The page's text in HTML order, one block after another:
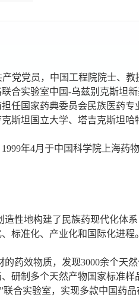
党员，中国工程院院士、教
合实验室中国-乌兹别克斯坦
任国家药典委员会民族医药
斯坦国立大学、塔吉克斯坦
年4月于中国科学院上海药
造性地构建了民族药现代化体
标准化、产业化和国际化进程。
药效物质，发现3000余个天
研制多个天然产物国家标准
联合实验室，实现多款中国药